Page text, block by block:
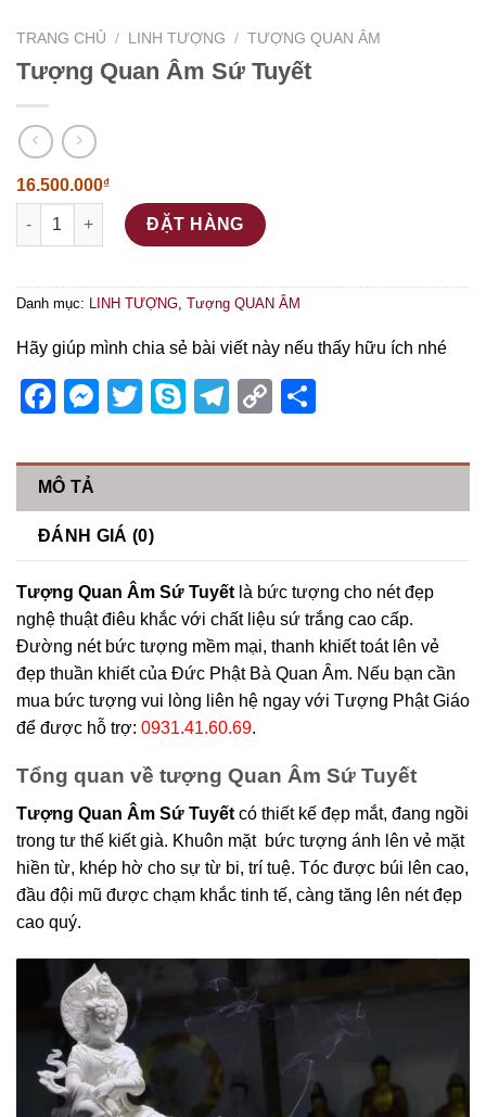
TRANG CHỦ / LINH TƯỢNG / TƯỢNG QUAN ÂM
Tượng Quan Âm Sứ Tuyết
16.500.000₫
Tượng Quan Âm Sứ Tuyết số lượng
ĐẶT HÀNG
Danh mục: LINH TƯỢNG Tượng QUAN ÂM
Hãy giúp mình chia sẻ bài viết này nếu thấy hữu ích nhé
Facebook
Messenger
Twitter
SkypeTelegram
Copy
MÔ TẢ
ĐÁNH GIÁ (0)
Tượng Quan Âm Sứ Tuyết là bức tượng cho nét đẹp
nghệ thuật điêu khắc với chất liệu sứ trắng cao cấp.
Đường nét bức tượng mềm mại, thanh khiết toát lên vẻ
đẹp thuần khiết của Đức Phật Bà Quan Âm. Nếu bạn cần
mua bức tượng vui lòng liên hệ ngay với Tượng Phật Giáo
để được hỗ trợ: 0931.41.60.69.
Tổng quan về tượng Quan Âm Sứ Tuyết
Tượng Quan Âm Sứ Tuyết có thiết kế đẹp mắt, đang ngồi
trong tư thế kiết già. Khuôn mặt bức tượng ánh lên vẻ mặt
hiền từ, khép hờ cho sự từ bi, trí tuệ. Tóc được búi lên cao,
đầu đội mũ được chạm khắc tinh tế, càng tăng lên nét đẹp
cao quý.